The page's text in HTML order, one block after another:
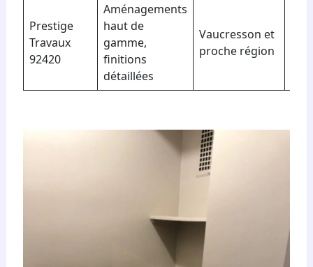
Prestige
Travaux
92420
Aménagements
haut de
gamme,
finitions
détaillées
Vaucresson et
proche région